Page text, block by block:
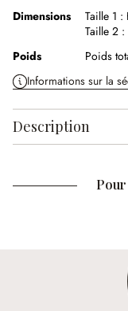
Dimensions
Taille 1 :
Taille 2 :
Poids
Poids
Informations sur la
Description